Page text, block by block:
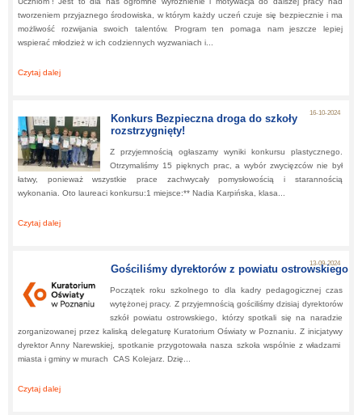
tworzeniem przyjaznego środowiska, w którym każdy uczeń czuje się bezpiecznie i ma
możliwość rozwijania swoich talentów. Program ten pomaga nam jeszcze lepiej
wspierać młodzież w ich codziennych wyzwaniach i...
Czytaj dalej
16-10-2024
Konkurs Bezpieczna droga do szkoły
rozstrzygnięty!
Z przyjemnością ogłaszamy wyniki konkursu plastycznego.
Otrzymaliśmy 15 pięknych prac, a wybór zwycięzców nie był
łatwy, ponieważ wszystkie prace zachwycały pomysłowością i starannością
wykonania. Oto laureaci konkursu:1 miejsce:** Nadia Karpińska, klasa...
Czytaj dalej
13-09-2024
Gościliśmy dyrektorów z powiatu ostrowskiego
Początek roku szkolnego to dla kadry pedagogicznej czas
wytężonej pracy. Z przyjemnością gościliśmy dzisiaj dyrektorów
szkół powiatu ostrowskiego, którzy spotkali się na naradzie
zorganizowanej przez kaliską delegaturę Kuratorium Oświaty w Poznaniu. Z inicjatywy
dyrektor Anny Narewskiej, spotkanie przygotowała nasza szkoła wspólnie z władzami
miasta i gminy w murach CAS Kolejarz. Dzię...
Czytaj dalej